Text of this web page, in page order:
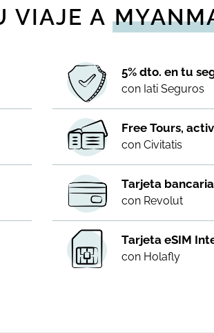
VIAJE A
5% dto. en tu
con Iati Seguros
Free Tours,
con Civitatis
Tarjeta
con Revolut
Tarjeta eSIM
con Holafly